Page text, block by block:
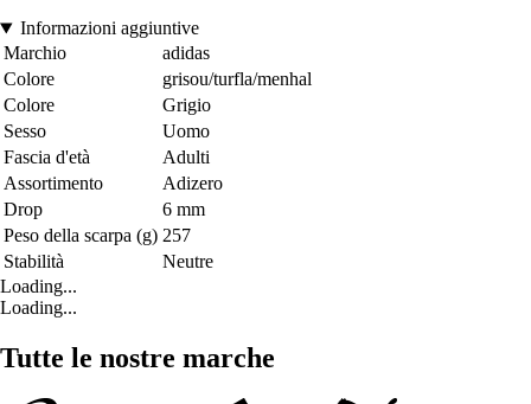
Informazioni aggiuntive
Marchio
adidas
Colore
grisou/turfla/menhal
Colore
Grigio
Sesso
Uomo
Fascia d'età
Adulti
Assortimento
Adizero
Drop
6 mm
Peso della scarpa (g) 257
Stabilità
Neutre
Loading...
Loading...
Tutte le nostre marche